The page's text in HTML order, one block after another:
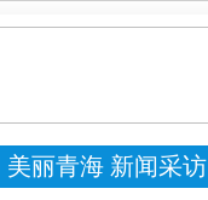
美丽青海 新闻采访